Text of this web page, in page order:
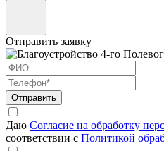
Отправить заявку
Отправить
Даю Согласие на обработку
соответствии с Политикой